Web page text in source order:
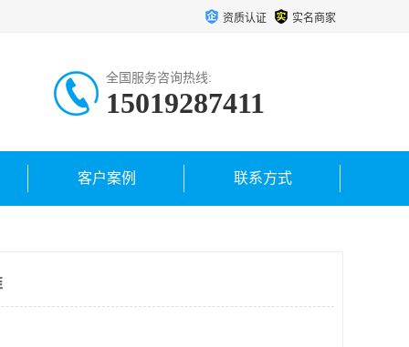
资质认证 实名商家
全国服务咨询热线:
15019287411
客户案例 联系方式